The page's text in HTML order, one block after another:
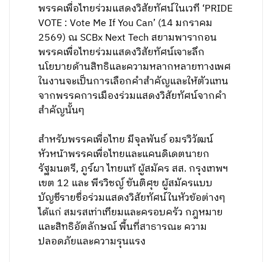
พรรคเพื่อไทยร่วมแสดงวิสัยทัศน์ในเวที ‘PRIDE
VOTE : Vote Me If You Can’ (14 มกราคม
2569) ณ SCBx Next Tech สยามพารากอน
พรรคเพื่อไทยร่วมแสดงวิสัยทัศน์เจาะลึก
นโยบายด้านสิทธิและความหลากหลายทางเพศ
ในงานจะเป็นการเลือกคำสำคัญและให้ตัวแทน
จากพรรคการเมืองร่วมแสดงวิสัยทัศน์จากคำ
สำคัญนั้นๆ
สำหรับพรรคเพื่อไทย มีจุลพันธ์ อมรวิวัฒน์
หัวหน้าพรรคเพื่อไทยและแคนดิเดตนายก
รัฐมนตรี, ภูร์ผา ไทยแท้ ผู้สมัคร สส. กรุงเทพฯ
เขต 12 และ พีรวิชญ์ ขันติศุข ผู้สมัครแบบ
บัญชีรายชื่อร่วมแสดงวิสัยทัศน์ในหัวข้อต่างๆ
ได้แก่ สมรสเท่าเทียมและครอบครัว กฎหมาย
และสิทธิอัตลักษณ์ พื้นที่สาธารณะ ความ
ปลอดภัยและความรุนแรง